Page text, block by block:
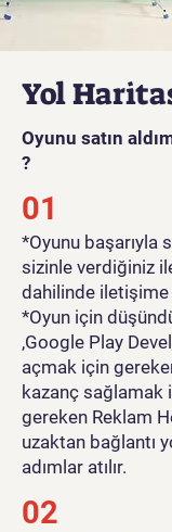
Yol
Oyunu satın
?
01
*Oyunu başarıyla
sizinle verdiğiniz
dahilinde iletişime
*Oyun için
,Google Play
açmak için
kazanç sağlamak
gereken Reklam
uzaktan bağlantı
adımlar atılır.
02